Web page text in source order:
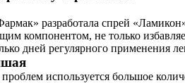
разработала спрей
компонентом, не только
дней регулярного применения
используется большое